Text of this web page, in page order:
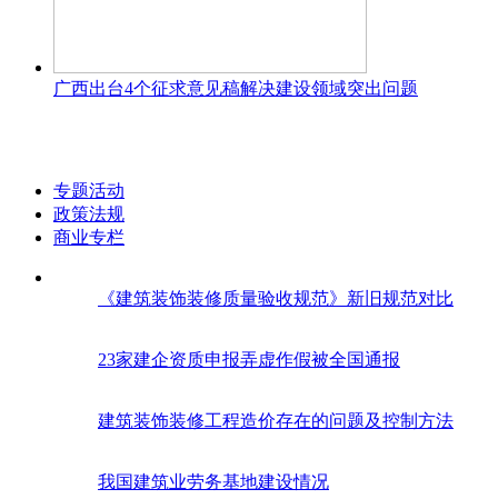
广西出台4个征求意见稿解决建设领域突出问题
专题活动
政策法规
商业专栏
《建筑装饰装修质量验收规范》新旧规范对比
23家建企资质申报弄虚作假被全国通报
建筑装饰装修工程造价存在的问题及控制方法
我国建筑业劳务基地建设情况